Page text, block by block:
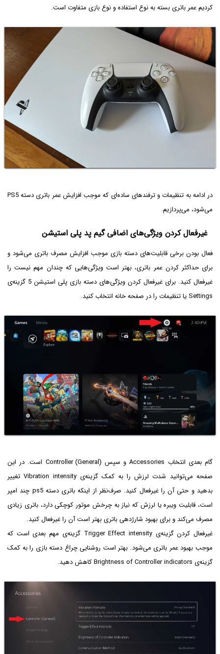
کردیم عمر باتری بسته به نوع استفاده و نوع بازی متفاوت است.
در ادامه به تنظیمات و ترفندهای ساده‌ای که موجب افزایش عمر باتری دسته PS5
می‌شود، می‌پردازیم.
غیرفعال کردن ویژگی‌های اضافی گیم پد پلی استیشن
فعال بودن برخی قابلیت‌های دسته بازی موجب افزایش مصرف باتری می‌شود و
برای حداکثر کردن عمر باتری، بهتر است ویژگی‌هایی که چندان مهم نیست را
غیرفعال کنید. برای غیرفعال کردن ویژگی‌های دسته بازی پلی استیشن 5 گزینه‌ی
Settings یا تنظیمات را در صفحه خانه انتخاب کنید.
گام بعدی انتخاب Accessories و سپس Controller (General) است. در این
صفحه می‌توانید شدت لرزش را به کمک گزینه‌ی Vibration intensity تغییر
بدهید و حتی آن را غیرفعال کنید. صرف‌نظر از اینکه باتری دسته ps5 چند امپر
است، قابلیت ویبره یا لرزش که نیاز به چرخش موتور کوچکی دارد، باتری زیادی
مصرف می‌کند و برای بهبود شارژدهی باتری بهتر است آن را غیرفعال کنید.
غیرفعال کردن گزینه‌ی Trigger Effect intensity گزینه‌ی مهم بعدی است که
موجب بهبود عمر باتری می‌شود. بهتر است روشنایی چراغ دسته بازی را به کمک
گزینه‌ی Brightness of Controller indicators کاهش دهید.